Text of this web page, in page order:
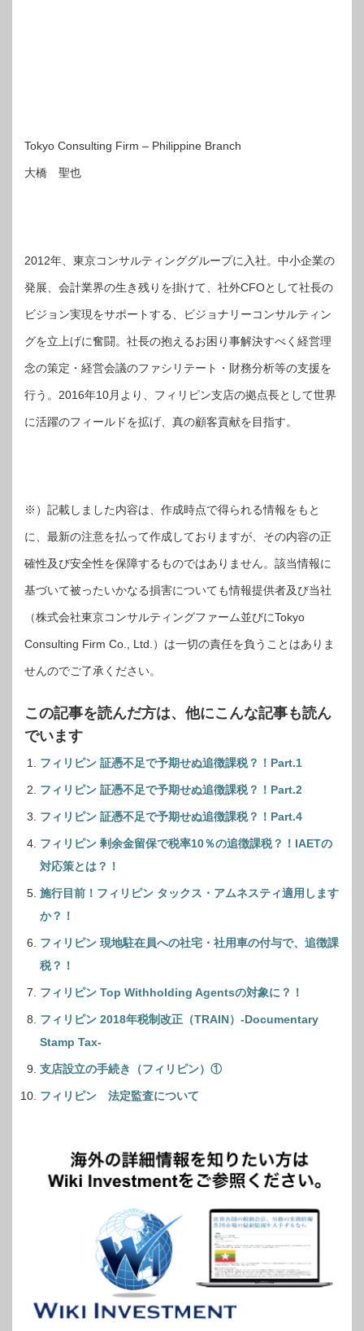
Tokyo Consulting Firm – Philippine Branch
大橋 聖也
2012年、東京コンサルティンググループに入社。中小企業の
発展、会計業界の生き残りを掛けて、社外CFOとして社長の
ビジョン実現をサポートする、ビジョナリーコンサルティン
グを立上げに奮闘。社長の抱えるお困り事解決すべく経営理
念の策定・経営会議のファシリテート・財務分析等の支援を
行う。2016年10月より、フィリピン支店の拠点長として世界
に活躍のフィールドを拡げ、真の顧客貢献を目指す。
※）記載しました内容は、作成時点で得られる情報をもと
に、最新の注意を払って作成しておりますが、その内容の正
確性及び安全性を保障するものではありません。該当情報に
基づいて被ったいかなる損害についても情報提供者及び当社
（株式会社東京コンサルティングファーム並びにTokyo
Consulting Firm Co., Ltd.）は一切の責任を負うことはありま
せんのでご了承ください。
この記事を読んだ方は、他にこんな記事も読ん
でいます
フィリピン 証憑不足で予期せぬ追徴課税？！Part.1
フィリピン 証憑不足で予期せぬ追徴課税？！Part.2
フィリピン 証憑不足で予期せぬ追徴課税？！Part.4
フィリピン 剰余金留保で税率10％の追徴課税？！IAETの
対応策とは？！
施行目前！フィリピン タックス・アムネスティ適用します
か？！
フィリピン 現地駐在員への社宅・社用車の付与で、追徴課
税？！
フィリピン Top Withholding Agentsの対象に？！
フィリピン 2018年税制改正（TRAIN）-Documentary
Stamp Tax-
支店設立の手続き（フィリピン）①
フィリピン 法定監査について